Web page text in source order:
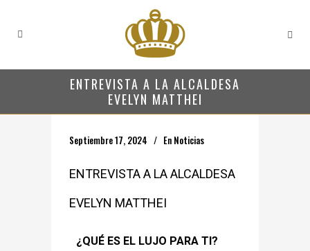
ENTREVISTA A LA ALCALDESA
EVELYN MATTHEI
Septiembre 17, 2024 En Noticias
ENTREVISTA A LA ALCALDESA
EVELYN MATTHEI
¿QUÉ ES EL LUJO PARA TI?